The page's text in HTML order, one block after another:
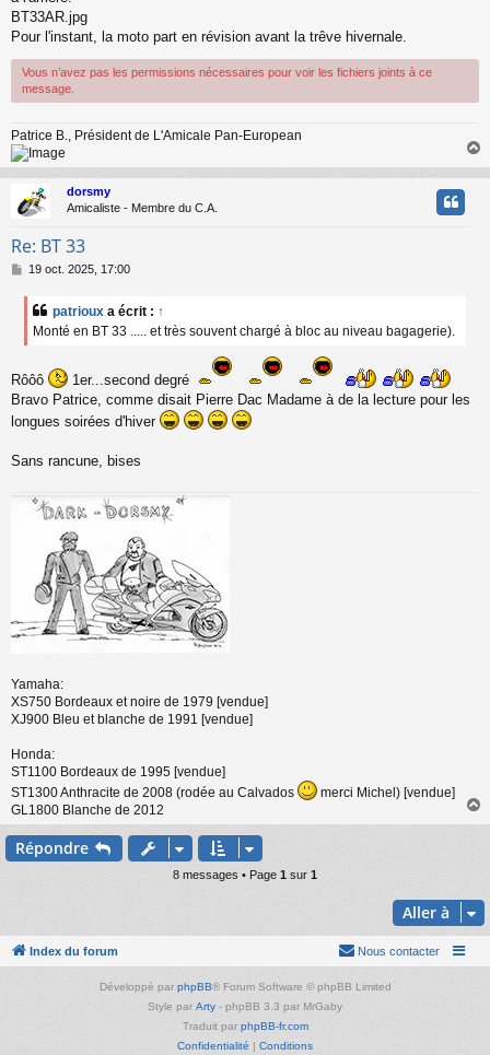
BT33AR.jpg
Pour l'instant, la moto part en révision avant la trêve hivernale.
Vous n’avez pas les permissions nécessaires pour voir les fichiers joints à ce
message.
Patrice B., Président de L'Amicale Pan-European
a
u
dorsmy
Amicaliste - Membre du C.A.
Re: BT 33
M
19 oct. 2025, 17:00
patrioux a écrit : ↑
Monté en BT 33 ..... et très souvent chargé à bloc au niveau bagagerie).
Rôôô
1er...second degré
Bravo Patrice, comme disait Pierre Dac Madame à de la lecture pour les
longues soirées d'hiver
Sans rancune, bises
Yamaha:
XS750 Bordeaux et noire de 1979 [vendue]
XJ900 Bleu et blanche de 1991 [vendue]
Honda:
ST1100 Bordeaux de 1995 [vendue]
ST1300 Anthracite de 2008 (rodée au Calvados
merci Michel) [vendue]
GL1800 Blanche de 2012
a
Répondre
8 messages • Page 1 sur 1
Aller à
Index du forum Nous contacter
Développé par phpBB® Forum Software © phpBB Limited
Style par Arty - phpBB 3.3 par MrGaby
Traduit par phpBB-fr.com
Confidentialité | Conditions